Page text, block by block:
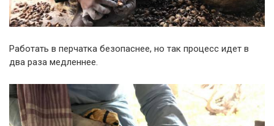
Работать в перчатка безопаснее, но так процесс идет в
два раза медленнее.